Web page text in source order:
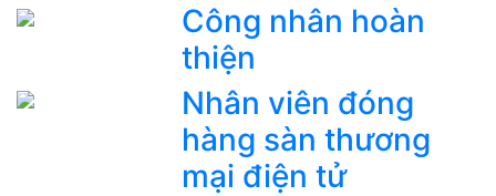
Công nhân hoàn
thiện
Nhân viên đóng
hàng sàn thương
mại điện tử